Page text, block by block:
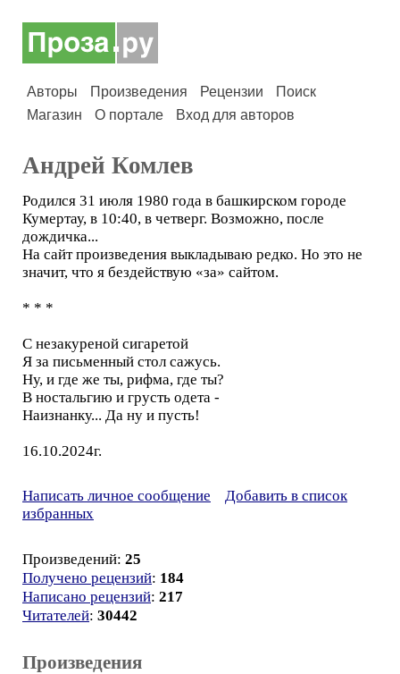
Авторы Произведения Рецензии
Поиск
Магазин
О портале Вход для авторов
Андрей Комлев
Родился 31 июля 1980 года в башкирском городе
Кумертау, в 10:40, в четверг. Возможно, после
дождичка...
На сайт произведения выкладываю редко. Но это не
значит, что я бездействую «за» сайтом.
* * *
С незакуреной сигаретой
Я за письменный стол сажусь.
Ну, и где же ты, рифма, где ты?
В ностальгию и грусть одета -
Наизнанку... Да ну и пусть!
16.10.2024г.
Написать личное сообщение
Добавить в список
избранных
Произведений: 25
Получено рецензий: 184
Написано рецензий: 217
Читателей: 30442
Произведения